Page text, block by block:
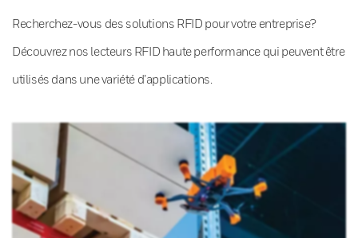
Recherchez-vous des solutions RFID pour votre entreprise?
Découvrez nos lecteurs RFID haute performance qui peuvent être
utilisés dans une variété d’applications.